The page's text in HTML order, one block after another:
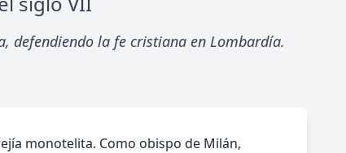
defendiendo la fe cristiana en Lombardía.
monotelita. Como obispo de Milán,